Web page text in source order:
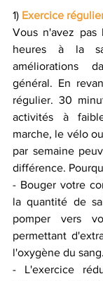
1) Exercice
Vous n'avez pas
heures à la
améliorations
général. En
régulier. 30
activités à
marche, le vélo
par semaine
différence.
- Bouger votre
la quantité de
pomper vers
permettant
l'oxygène du sang.
- L'exercice